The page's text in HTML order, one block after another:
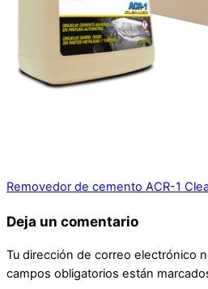
Removedor de cemento ACR-1
Deja un comentario
Tu dirección de correo electrónico
campos obligatorios están